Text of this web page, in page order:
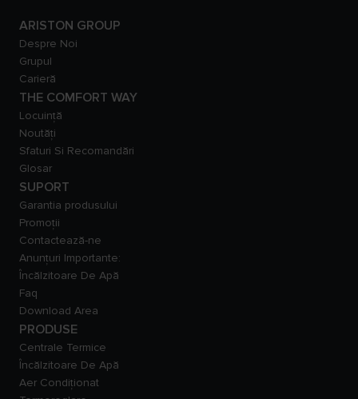
ARISTON GROUP
Despre Noi
Grupul
Carieră
THE COMFORT WAY
Locuință
Noutăți
Sfaturi Si Recomandări
Glosar
SUPORT
Garantia produsului
Promoții
Contactează-ne
Anunțuri Importante:
Încălzitoare De Apă
Faq
Download Area
PRODUSE
Centrale Termice
Încălzitoare De Apă
Aer Condiționat